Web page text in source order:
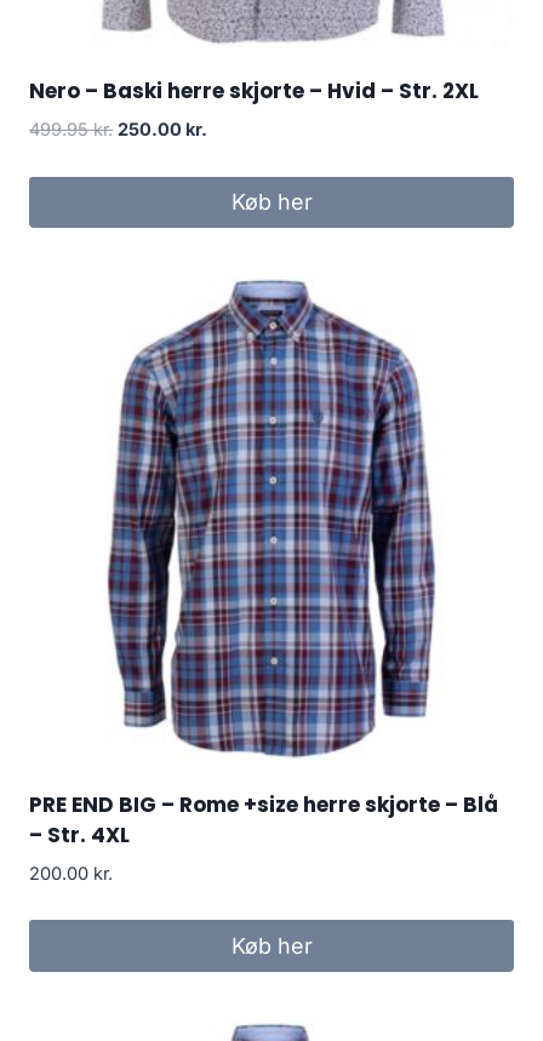
Nero – Baski herre skjorte – Hvid – Str. 2XL
499.95kr. Original
was:
250.00 kr.
is:
250.00 kr..
Køb her
PRE END BIG – Rome +size herre skjorte – Blå
– Str. 4XL
200.00 kr.
Køb her